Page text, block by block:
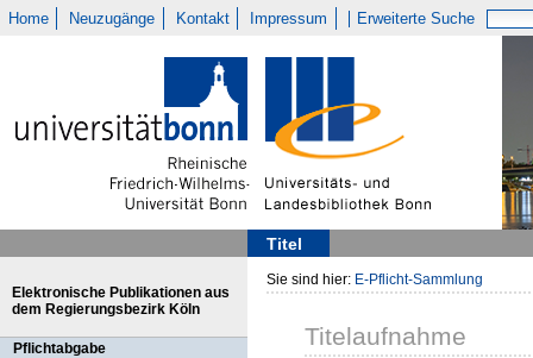
Home Neuzugänge Kontakt Impressum Erweiterte Suche
Titel
Elektronische Publikationen aus
dem Regierungsbezirk Köln
Pflichtabgabe
Sie sind hier: E-Pflicht-Sammlung
Titelaufnahme